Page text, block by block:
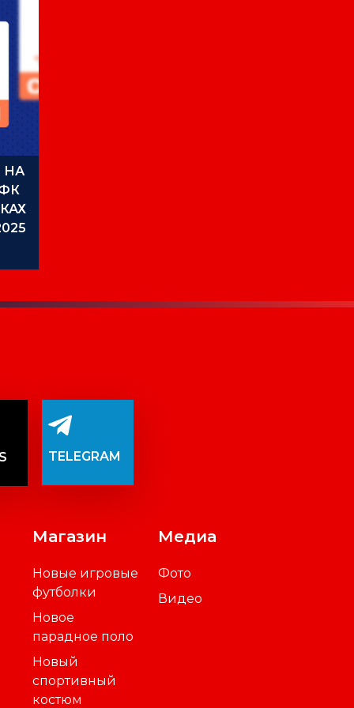
НА
TELEGRAM
Магазин
Новые игровые
футболки
Новое
парадное поло
Новый
спортивный
костюм
Медиа
Фото
Видео